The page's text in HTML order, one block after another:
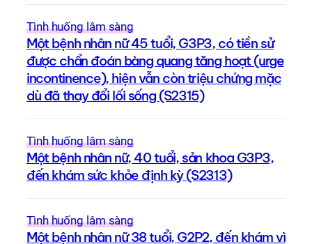
Tình huống lâm sàng
Một bệnh nhân nữ 45 tuổi, G3P3, có tiền sử
được chẩn đoán bàng quang tăng hoạt (urge
incontinence), hiện vẫn còn triệu chứng mặc
dù đã thay đổi lối sống (S2315)
Tình huống lâm sàng
Một bệnh nhân nữ, 40 tuổi, sản khoa G3P3,
đến khám sức khỏe định kỳ (S2313)
Tình huống lâm sàng
Một bệnh nhân nữ 38 tuổi, G2P2, đến khám vì